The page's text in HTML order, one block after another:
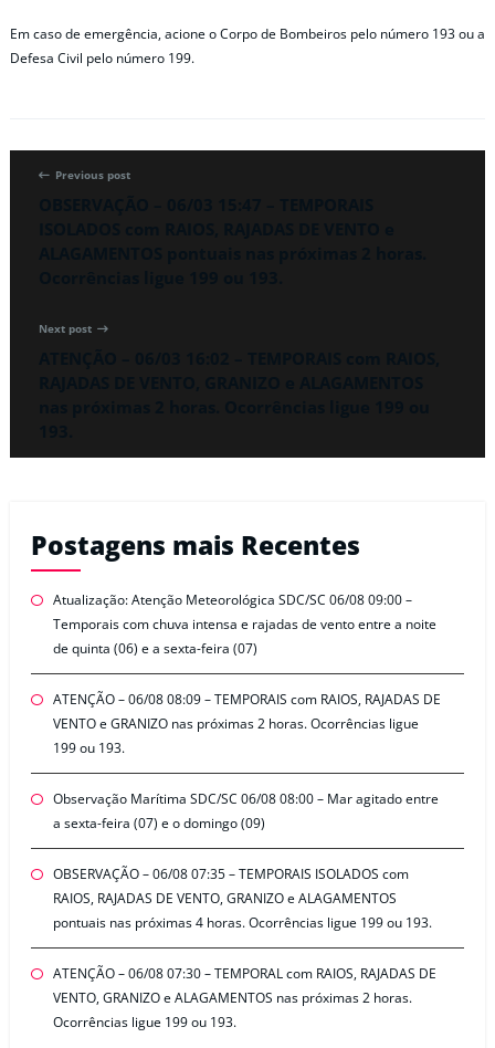
Em caso de emergência, acione o Corpo de Bombeiros pelo número 193 ou a
Defesa Civil pelo número 199.
Previous post
Next post
Postagens mais Recentes
Atualização: Atenção Meteorológica SDC/SC 06/08 09:00 –
Temporais com chuva intensa e rajadas de vento entre a noite
de quinta (06) e a sexta-feira (07)
ATENÇÃO – 06/08 08:09 – TEMPORAIS com RAIOS, RAJADAS DE
VENTO e GRANIZO nas próximas 2 horas. Ocorrências ligue
199 ou 193.
Observação Marítima SDC/SC 06/08 08:00 – Mar agitado entre
a sexta-feira (07) e o domingo (09)
OBSERVAÇÃO – 06/08 07:35 – TEMPORAIS ISOLADOS com
RAIOS, RAJADAS DE VENTO, GRANIZO e ALAGAMENTOS
pontuais nas próximas 4 horas. Ocorrências ligue 199 ou 193.
ATENÇÃO – 06/08 07:30 – TEMPORAL com RAIOS, RAJADAS DE
VENTO, GRANIZO e ALAGAMENTOS nas próximas 2 horas.
Ocorrências ligue 199 ou 193.